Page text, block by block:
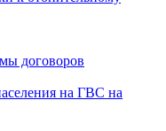
договоров
на ГВС на